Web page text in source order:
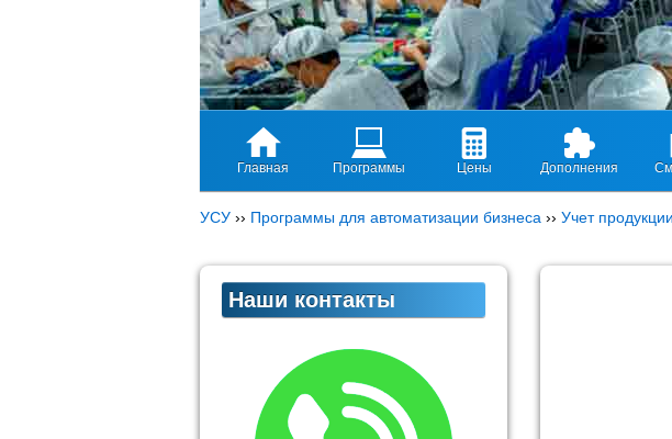
Главная Программы Цены Дополнения
УСУ ›› Программы для автоматизации бизнеса ›› Учет продукции
Наши контакты